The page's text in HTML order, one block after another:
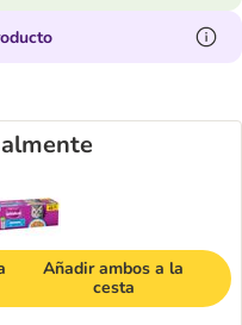
Añadir ambos a la
cesta